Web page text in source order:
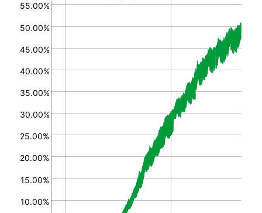
10.00%
15.00%
20.00%
25.00%
30.00%
35.00%
40.00%
45.00%
50.00%
55.00%